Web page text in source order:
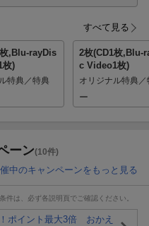
すべて見る
,Blu-rayDis
枚)
特典／特典
2枚(CD1枚,Blu-
c Video1枚)
オリジナル特典／
ー
ーン(10件)
中のキャンペーンをもっと見る
は、必ず各説明頁でご確認ください。
ポイント最大3倍 おかえ